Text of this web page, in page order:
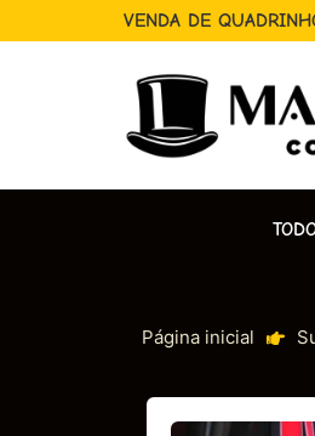
VENDA DE
Página inicial